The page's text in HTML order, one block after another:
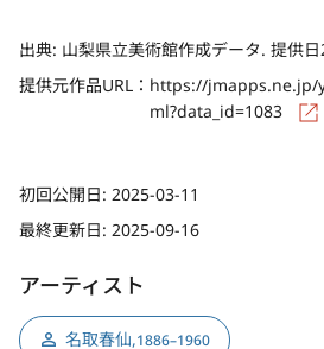
出典: 山梨県立美術館作成データ. 提供
提供元作品URL： https://jmapps.ne.jp/
ml?data_id=1083
初回公開日: 2025-03-11
最終更新日: 2025-09-16
アーティスト
名取春仙,1886–1960